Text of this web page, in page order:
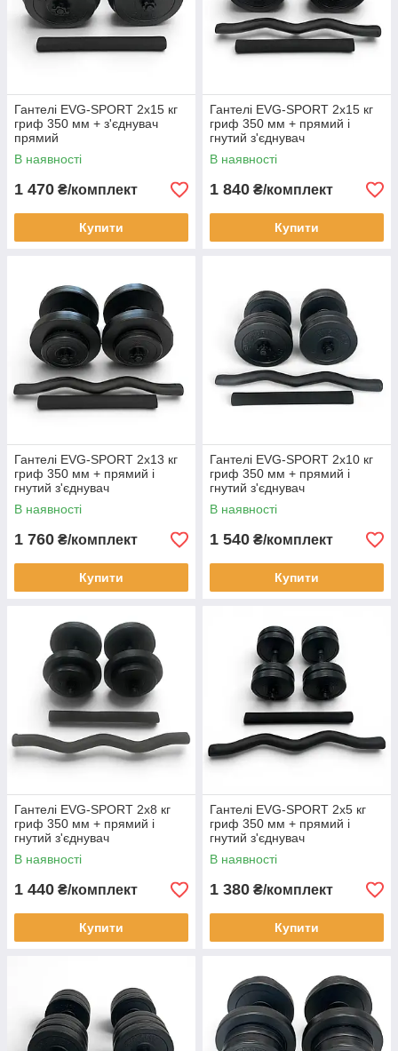
Гантелі EVG-SPORT 2х15 кг
гриф 350 мм + з'єднувач
прямий
В наявності
1 470 ₴/комплект
Купити
Гантелі EVG-SPORT 2х15 кг
гриф 350 мм + прямий і
гнутий з'єднувач
В наявності
1 840 ₴/комплект
Купити
Гантелі EVG-SPORT 2х13 кг
гриф 350 мм + прямий і
гнутий з'єднувач
В наявності
1 760 ₴/комплект
Купити
Гантелі EVG-SPORT 2х10 кг
гриф 350 мм + прямий і
гнутий з'єднувач
В наявності
1 540 ₴/комплект
Купити
Гантелі EVG-SPORT 2х8 кг
гриф 350 мм + прямий і
гнутий з'єднувач
В наявності
1 440 ₴/комплект
Купити
Гантелі EVG-SPORT 2х5 кг
гриф 350 мм + прямий і
гнутий з'єднувач
В наявності
1 380 ₴/комплект
Купити